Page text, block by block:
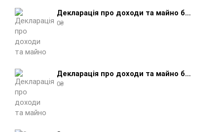
Декларація про доходи та майно боржника фізичної особи (бланк) + інструкція
0₴
Декларація про доходи та майно боржника юридичної особи (бланк) + інструкція
0₴